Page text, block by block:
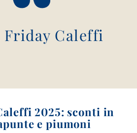
Friday Caleffi
2025: sconti in
e piumoni